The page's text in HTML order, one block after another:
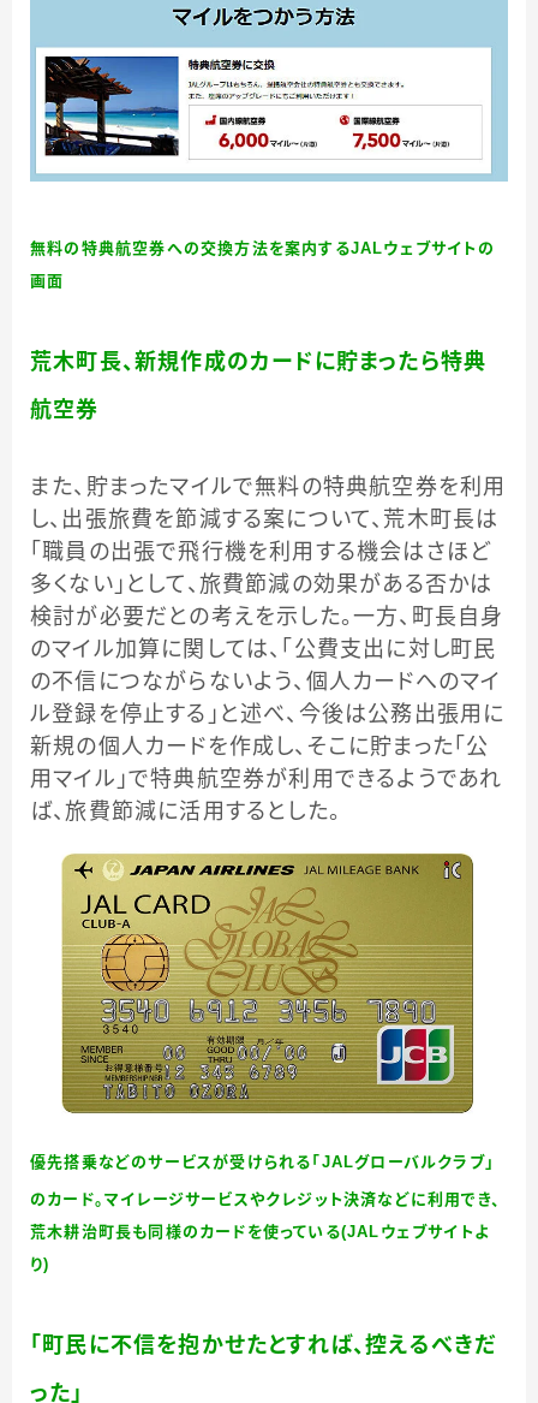
無料の特典航空券への交換方法を案内するJALウェブサイトの
画面
荒木町長、新規作成のカードに貯まったら特典
航空券
また、貯まったマイルで無料の特典航空券を利用
し、出張旅費を節減する案について、荒木町長は
「職員の出張で飛行機を利用する機会はさほど
多くない」として、旅費節減の効果がある否かは
検討が必要だとの考えを示した。一方、町長自身
のマイル加算に関しては、「公費支出に対し町民
の不信につながらないよう、個人カードへのマイ
ル登録を停止する」と述べ、今後は公務出張用に
新規の個人カードを作成し、そこに貯まった「公
用マイル」で特典航空券が利用できるようであれ
ば、旅費節減に活用するとした。
優先搭乗などのサービスが受けられる「JALグローバルクラブ」
のカード。マイレージサービスやクレジット決済などに利用でき、
荒木耕治町長も同様のカードを使っている(JALウェブサイトよ
り)
「町民に不信を抱かせたとすれば、控えるべきだ
った」